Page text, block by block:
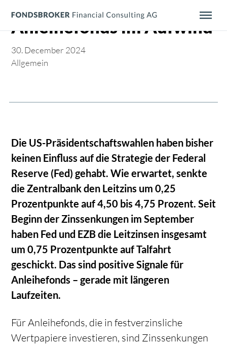
Anleihefonds im Aufwind
30. December 2024
Allgemein
Die US-Präsidentschaftswahlen haben bisher
keinen Einfluss auf die Strategie der Federal
Reserve (Fed) gehabt. Wie erwartet, senkte
die Zentralbank den Leitzins um 0,25
Prozentpunkte auf 4,50 bis 4,75 Prozent. Seit
Beginn der Zinssenkungen im September
haben Fed und EZB die Leitzinsen insgesamt
um 0,75 Prozentpunkte auf Talfahrt
geschickt. Das sind positive Signale für
Anleihefonds – gerade mit längeren
Laufzeiten.
Für Anleihefonds, die in festverzinsliche
Wertpapiere investieren, sind Zinssenkungen